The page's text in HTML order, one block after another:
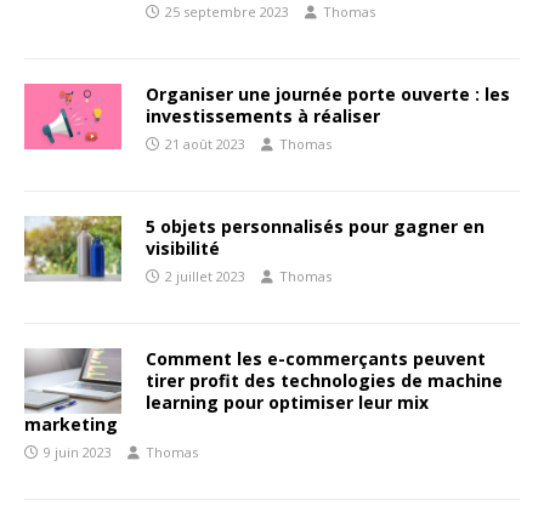
25 septembre 2023 Thomas
Organiser une journée porte ouverte : les
investissements à réaliser
21 août 2023 Thomas
5 objets personnalisés pour gagner en
visibilité
2 juillet 2023 Thomas
Comment les e-commerçants peuvent
tirer profit des technologies de machine
learning pour optimiser leur mix
marketing
9 juin 2023 Thomas